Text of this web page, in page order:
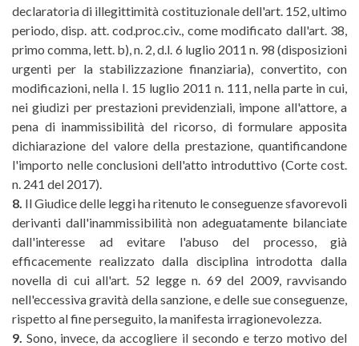
declaratoria di illegittimità costituzionale dell'art. 152, ultimo
periodo, disp. att. cod.proc.civ., come modificato dall'art. 38,
primo comma, lett. b), n. 2, d.l. 6 luglio 2011 n. 98 (disposizioni
urgenti per la stabilizzazione finanziaria), convertito, con
modificazioni, nella I. 15 luglio 2011 n. 111, nella parte in cui,
nei giudizi per prestazioni previdenziali, impone all'attore, a
pena di inammissibilità del ricorso, di formulare apposita
dichiarazione del valore della prestazione, quantificandone
l'importo nelle conclusioni dell'atto introduttivo (Corte cost.
n. 241 del 2017).
8. Il Giudice delle leggi ha ritenuto le conseguenze sfavorevoli
derivanti dall'inammissibilità non adeguatamente bilanciate
dall'interesse ad evitare l'abuso del processo, già
efficacemente realizzato dalla disciplina introdotta dalla
novella di cui all'art. 52 legge n. 69 del 2009, ravvisando
nell'eccessiva gravità della sanzione, e delle sue conseguenze,
rispetto al fine perseguito, la manifesta irragionevolezza.
9. Sono, invece, da accogliere il secondo e terzo motivo del